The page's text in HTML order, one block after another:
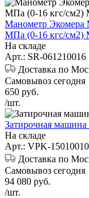
Манометр Экомера
МПа (0-16 кгс/см2)
На складе
Арт.: SR-061210016
Доставка по
Самовывоз сегодня
650 руб.
/шт.
Затирочная
На складе
Арт.: VPK-
Доставка по
Самовывоз сегодня
94 080 руб.
/шт.